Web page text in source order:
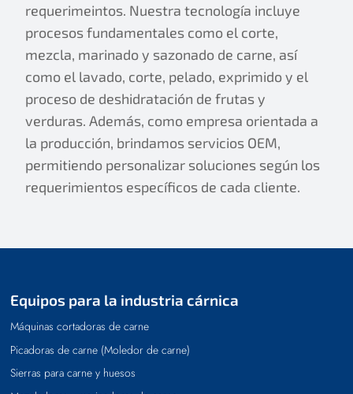
requerimeintos. Nuestra tecnología incluye
procesos fundamentales como el corte,
mezcla, marinado y sazonado de carne, así
como el lavado, corte, pelado, exprimido y el
proceso de deshidratación de frutas y
verduras. Además, como empresa orientada a
la producción, brindamos servicios OEM,
permitiendo personalizar soluciones según los
requerimientos específicos de cada cliente.
Equipos para la industria cárnica
Máquinas cortadoras de carne
Picadoras de carne (Moledor de carne)
Sierras para carne y huesos